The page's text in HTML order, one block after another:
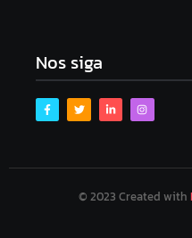
Nos siga
© 2023 Created with